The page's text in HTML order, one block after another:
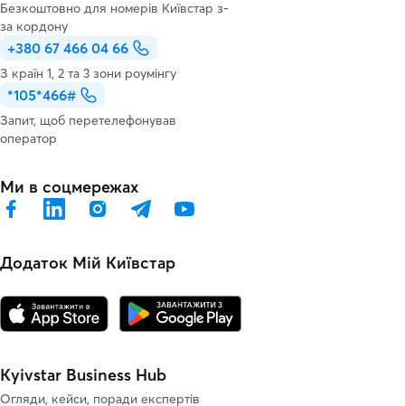
Безкоштовно для номерів Київстар з-
за кордону
+380 67 466 04 66
З країн 1, 2 та 3 зони роумінгу
*105*466#
Запит, щоб перетелефонував
оператор
Ми в соцмережах
Додаток Мій Київстар
Kyivstar Business Hub
Огляди, кейси, поради експертів